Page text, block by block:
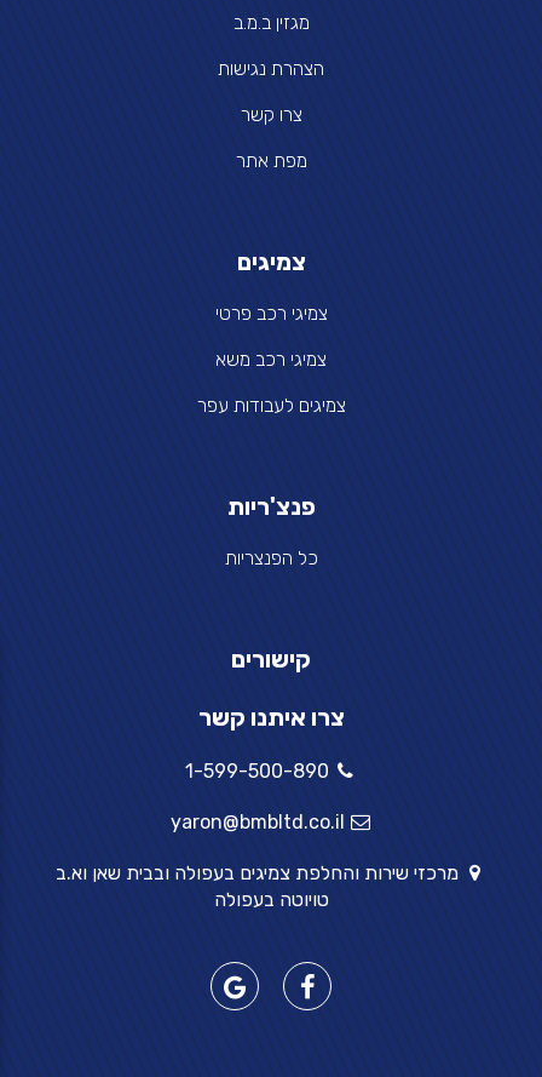
מגזין ב.מ.ב
הצהרת נגישות
צרו קשר
מפת אתר
צמיגים
צמיגי רכב פרטי
צמיגי רכב משא
צמיגים לעבודות עפר
פנצ'ריות
כל הפנצריות
קישורים
צרו איתנו קשר
1-599-500-890
yaron@bmbltd.co.il
מרכזי שירות והחלפת צמיגים בעפולה ובבית שאן וא.ב
טויוטה בעפולה